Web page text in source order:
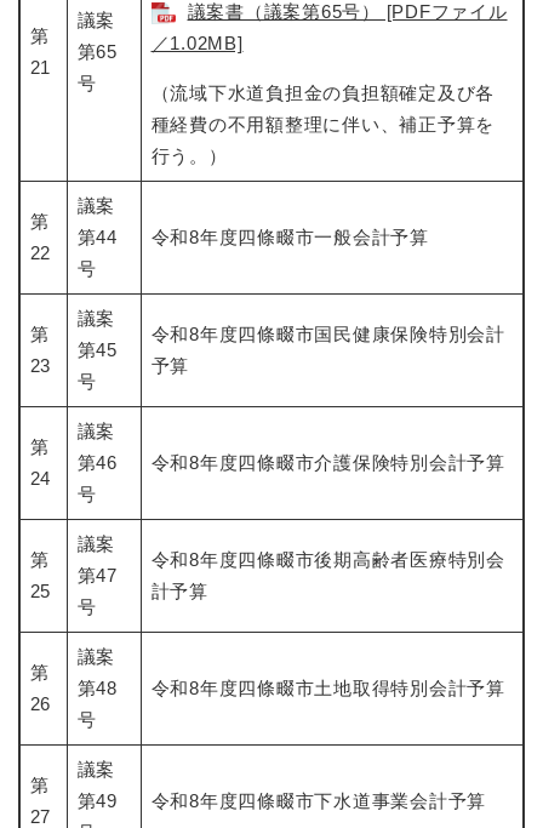
第
21
議案
第65
号
議案書（議案第65号） [PDFファイル
／1.02MB]
（流域下水道負担金の負担額確定及び各
種経費の不用額整理に伴い、補正予算を
行う。）
第
22
議案
第44
号
令和8年度四條畷市一般会計予算​
第
23
議案
第45
号
令和8年度四條畷市国民健康保険特別会計
予算​
第
24
議案
第46
号
令和8年度四條畷市介護保険特別会計予算
第
25
議案
第47
号
令和8年度四條畷市後期高齢者医療特別会
計予算
第
26
議案
第48
号
令和8年度四條畷市土地取得特別会計予算
第
27
議案
第49
令和8年度四條畷市下水道事業会計予算